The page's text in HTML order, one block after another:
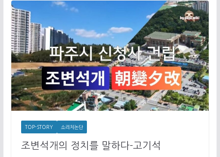
TOP-STORY 소리치논단
조변석개의 정치를 말하다-고기석